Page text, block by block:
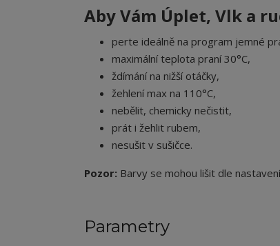
Aby Vám Úplet, Vlk a
perte ideálně na program jemné
maximální teplota praní 30°C,
ždímání na nižší otáčky,
žehlení max na 110°C,
nebělit, chemicky nečistit,
prát i žehlit rubem,
nesušit v sušičce.
Pozor: Barvy se mohou lišit dle
Parametry